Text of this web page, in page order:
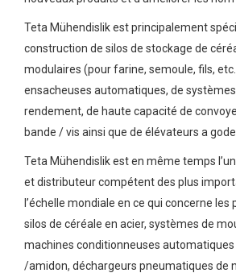
Teta Mühendislik est principalement
construction de silos de stockage de
modulaires (pour farine, semoule, fils,
ensacheuses automatiques, de
rendement, de haute capacité de
bande / vis ainsi que de élévateurs a godet
Teta Mühendislik est en même temps
et distributeur compétent des plus
l’échelle mondiale en ce qui concerne
silos de céréale en acier, systèmes de
machines conditionneuses
/amidon, déchargeurs pneumatiques de